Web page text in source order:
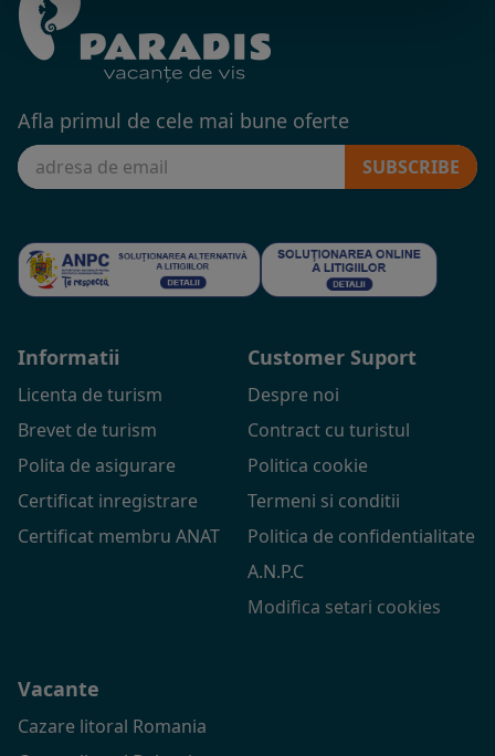
Afla primul de cele mai bune oferte
SUBSCRIBE
Informatii
Licenta de turism
Brevet de turism
Polita de asigurare
Certificat inregistrare
Certificat membru ANAT
Customer Suport
Despre noi
Contract cu turistul
Politica cookie
Termeni si conditii
Politica de confidentialitate
A.N.P.C
Modifica setari cookies
Vacante
Cazare litoral Romania